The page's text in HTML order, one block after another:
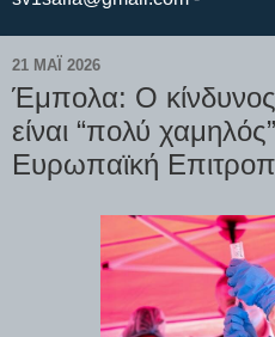
21 ΜΑΪ́ 2026
Έμπολα: Ο
είναι “πολύ
Ευρωπαϊκή